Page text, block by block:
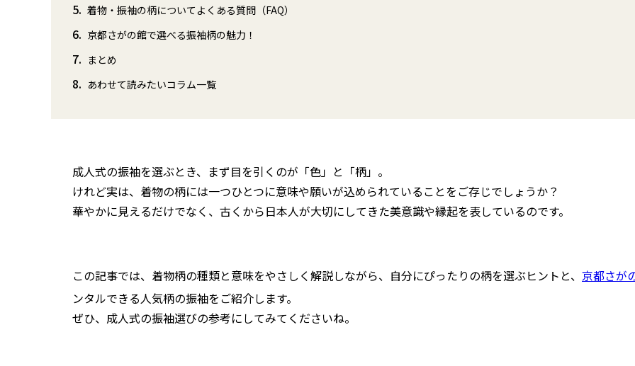
5 着物・振袖の柄についてよくある質問（FAQ）
6 京都さがの館で選べる振袖柄の魅力！
7 まとめ
8 あわせて読みたいコラム一覧
成人式の振袖を選ぶとき、まず目を引くのが「色」と「柄」。
けれど実は、着物の柄には一つひとつに意味や願いが込められていることをご存じでしょうか？
華やかに見えるだけでなく、古くから日本人が大切にしてきた美意識や縁起を表しているのです。
この記事では、着物柄の種類と意味をやさしく解説しながら、自分にぴったりの柄を選ぶヒントと、 京都さが
ンタルできる人気柄の振袖をご紹介します。
ぜひ、成人式の振袖選びの参考にしてみてくださいね。